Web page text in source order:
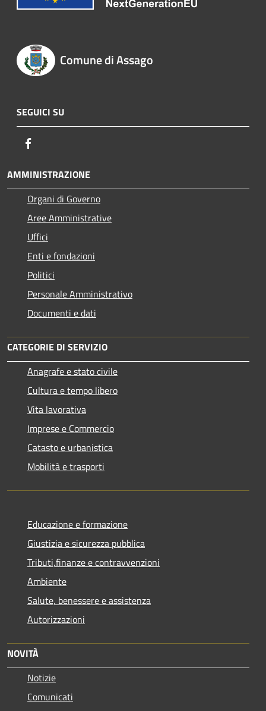
Comune di Assago
SEGUICI SU
AMMINISTRAZIONE
Organi di Governo
Aree Amministrative
Uffici
Enti e fondazioni
Politici
Personale Amministrativo
Documenti e dati
CATEGORIE DI SERVIZIO
Anagrafe e stato civile
Cultura e tempo libero
Vita lavorativa
Imprese e Commercio
Catasto e urbanistica
Mobilità e trasporti
Educazione e formazione
Giustizia e sicurezza pubblica
Tributi,finanze e contravvenzioni
Ambiente
Salute, benessere e assistenza
Autorizzazioni
NOVITÀ
Notizie
Comunicati